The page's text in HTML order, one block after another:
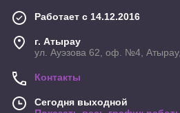
Работает с 14.12.2016
г. Атырау
ул. Ауэзова 62, оф. №4, Атырау,
Контакты
Сегодня выходной